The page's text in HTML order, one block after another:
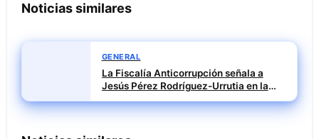
Noticias similares
GENERAL
La Fiscalía Anticorrupción señala a
Jesús Pérez Rodríguez-Urrutia en la
investigación del rescate de Tubos
Reunidos